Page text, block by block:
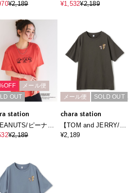
リントTシャツ
＆FRIENDS）
¥2,189
ト/SESAME
リント半袖Tシャツ
¥1,532¥2,189
メール便
OUT
station
ピーナッ
スヌー
¥2,189
メール便 SOLD OUT
chara station
【TOM and JERRY/ト
ムとジェリー】ジェリ
¥2,189